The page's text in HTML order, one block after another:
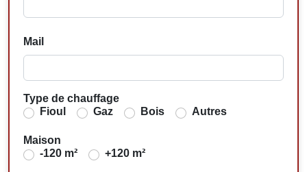
Mail
Type de chauffage
Fioul
Gaz Bois Autres
Maison
-120 m²
+120 m²